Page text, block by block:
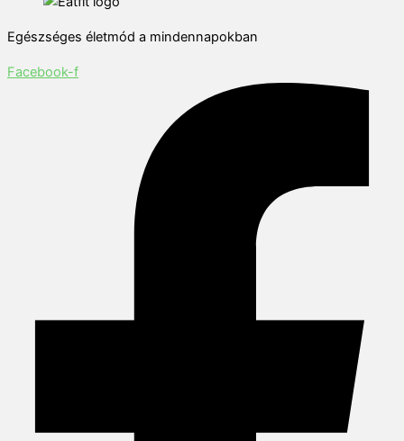
Egészséges életmód a mindennapokban
Facebook-f